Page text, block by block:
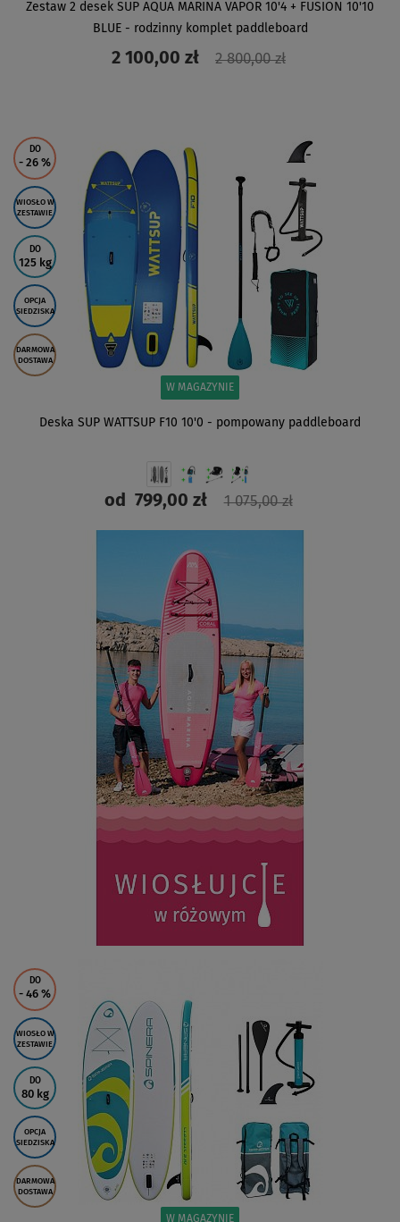
Zestaw 2 desek SUP AQUA MARINA VAPOR 10'4 + FUSION 10'10
BLUE - rodzinny komplet paddleboard
2 100,00 zł 2 800,00 zł
DO
- 26 %
WIOSŁO W
ZESTAWIE
DO
125 kg
OPCJA
SIEDZISKA
DARMOWA
DOSTAWA
W MAGAZYNIE
Deska SUP WATTSUP F10 10'0 - pompowany paddleboard
od799,00 zł 1 075,00 zł
ZOBACZ
DO
- 46 %
WIOSŁO W
ZESTAWIE
DO
80 kg
OPCJA
SIEDZISKA
DARMOWA
DOSTAWA
W MAGAZYNIE